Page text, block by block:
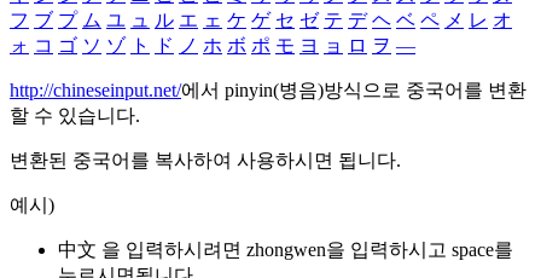
フ ブ プ ム ユ ュ ル エ ェ ケ ゲ セ ゼ テ デ ヘ ベ ペ メ レ オ
ォ コ ゴ ソ ゾ ト ド ノ ホ ボ ポ モ ヨ ョ ロ ヲ ―
http://chineseinput.net/에서 pinyin(병음)방식으로 중국어를 변환
할 수 있습니다.
변환된 중국어를 복사하여 사용하시면 됩니다.
예시)
中文 을 입력하시려면 zhongwen을 입력하시고 space를